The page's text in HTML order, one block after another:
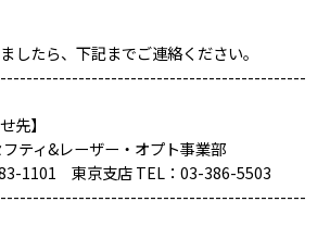
したら、下記までご連絡ください。
先】
ティ&レーザー・オプト事業部
1101 東京支店 TEL：03-386-5503